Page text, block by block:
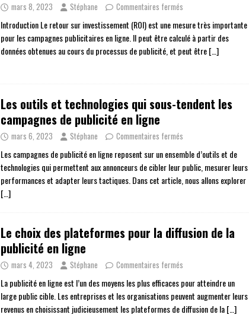
mars 8, 2023 Stéphane Commentaires fermés
Introduction Le retour sur investissement (ROI) est une mesure très importante
pour les campagnes publicitaires en ligne. Il peut être calculé à partir des
données obtenues au cours du processus de publicité, et peut être[…]
Les outils et technologies qui sous-tendent les
campagnes de publicité en ligne
mars 6, 2023 Stéphane Commentaires fermés
Les campagnes de publicité en ligne reposent sur un ensemble d’outils et de
technologies qui permettent aux annonceurs de cibler leur public, mesurer leurs
performances et adapter leurs tactiques. Dans cet article, nous allons explorer
[…]
Le choix des plateformes pour la diffusion de la
publicité en ligne
mars 4, 2023 Stéphane Commentaires fermés
La publicité en ligne est l’un des moyens les plus efficaces pour atteindre un
large public cible. Les entreprises et les organisations peuvent augmenter leurs
revenus en choisissant judicieusement les plateformes de diffusion de la[…]